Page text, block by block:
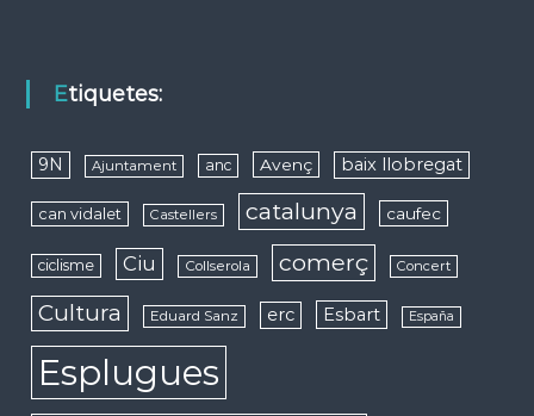
Etiquetes:
9N Ajuntament anc Avenç baix llobregat
can vidalet Castellers catalunya caufec
ciclisme Ciu Collserola comerç Concert
Cultura Eduard Sanz erc Esbart España
Esplugues